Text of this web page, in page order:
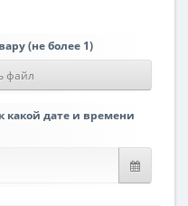
(не более 1)
файл
какой дате и времени